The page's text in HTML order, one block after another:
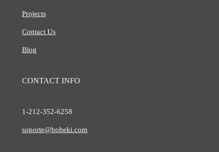
Projects
Contact Us
Blog
CONTACT INFO
1-212-352-6258
soporte@boheki.com